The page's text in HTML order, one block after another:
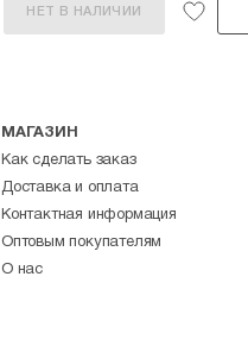
НЕТ В НАЛИЧИИ
МАГАЗИН
Как сделать заказ
Доставка и оплата
Контактная информация
Оптовым покупателям
О нас